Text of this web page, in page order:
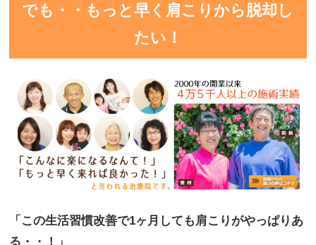
でも・・もっと早く肩こりから脱却し
たい！
「この生活習慣改善で1ヶ月しても肩こりがやっぱりあ
る・・！」